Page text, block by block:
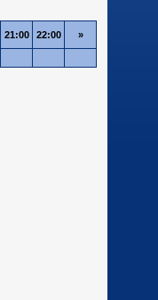
21:00 22:00 »